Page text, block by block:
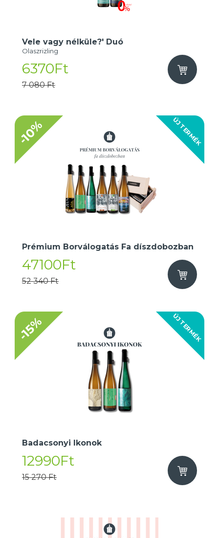
Vele vagy nélküle?' Duó
Olaszrizling
6370Ft
7 080 Ft
ÚJ TERMÉK
-10%
Prémium Borválogatás Fa díszdobozban
47100Ft
52 340 Ft
ÚJ TERMÉK
-15%
Badacsonyi Ikonok
12990Ft
15 270 Ft